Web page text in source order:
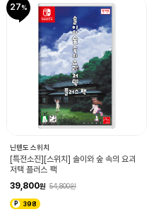
27
닌텐도 스위치
[특전소진][스위치] 솔이와 숲 속의 요괴
저택 플러스 팩
39,800
54,800
398